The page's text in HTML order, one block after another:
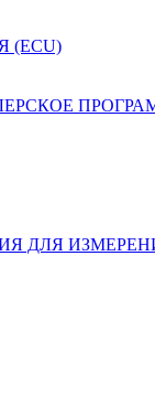
(ECU)
ДЛЯ